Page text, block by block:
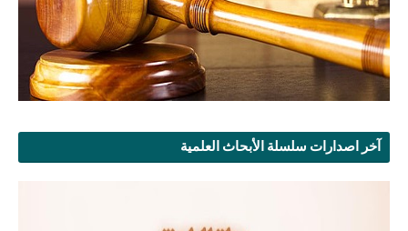
آخر اصدارات سلسلة الأبحاث العلمية